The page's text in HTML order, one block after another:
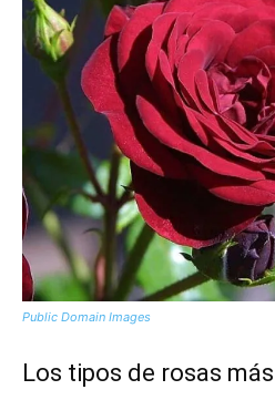
Public Domain Images
Los tipos de rosas